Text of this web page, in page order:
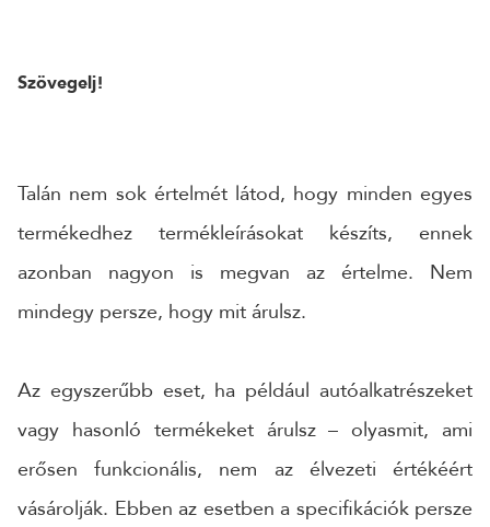
Szövegelj!
Talán nem sok értelmét látod, hogy minden egyes
termékedhez termékleírásokat készíts, ennek
azonban nagyon is megvan az értelme. Nem
mindegy persze, hogy mit árulsz.
Az egyszerűbb eset, ha például autóalkatrészeket
vagy hasonló termékeket árulsz – olyasmit, ami
erősen funkcionális, nem az élvezeti értékéért
vásárolják. Ebben az esetben a specifikációk persze